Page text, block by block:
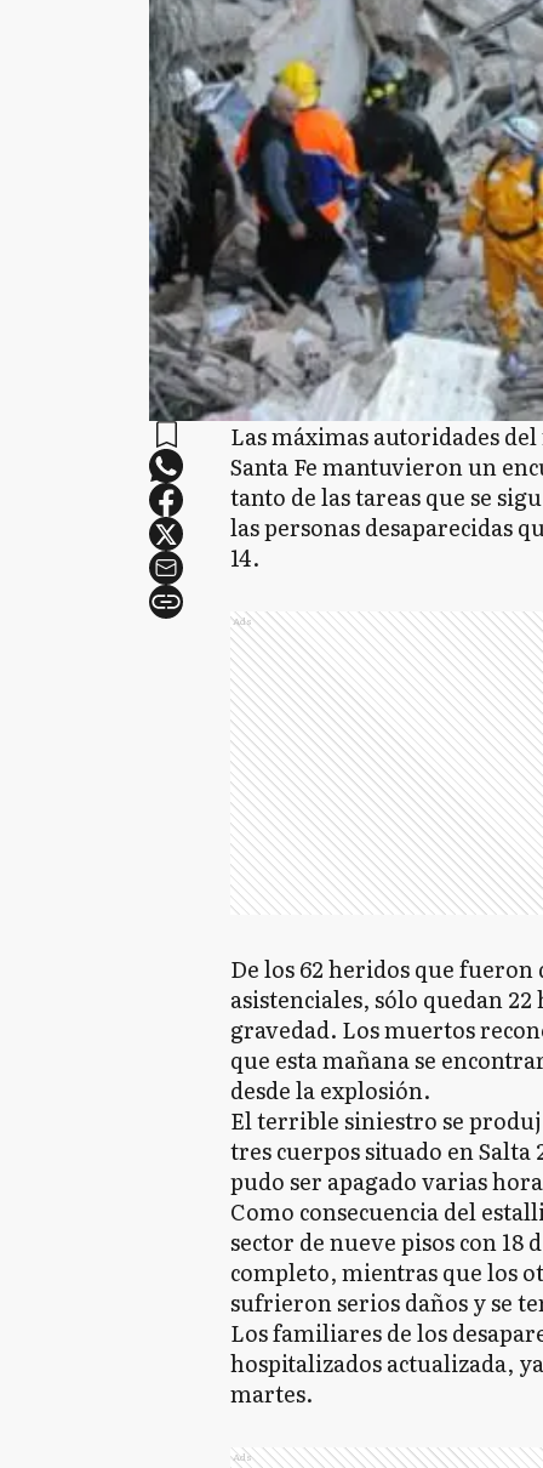
Las máximas autoridades
Santa Fe mantuvieron un
tanto de las tareas que se
las personas desaparecidas
14.
Ads
De los 62 heridos que
asistenciales, sólo quedan
gravedad. Los muertos
que esta mañana se
desde la explosión.
El terrible siniestro se
tres cuerpos situado en Salta
pudo ser apagado varias
Como consecuencia del
sector de nueve pisos con
completo, mientras que los
sufrieron serios daños y se
Los familiares de los
hospitalizados actualizada,
martes.
Ads